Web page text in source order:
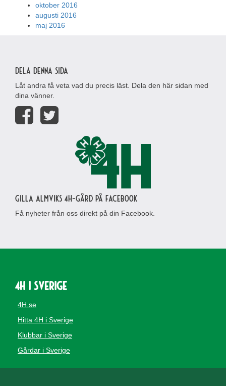
oktober 2016
augusti 2016
maj 2016
Dela denna sida
Låt andra få veta vad du precis läst. Dela den här sidan med
dina vänner.
Gilla Almviks 4H-gård på Facebook
Få nyheter från oss direkt på din Facebook.
4H i Sverige
4H.se
Hitta 4H i Sverige
Klubbar i Sverige
Gårdar i Sverige